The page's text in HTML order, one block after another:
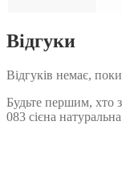
Відгуки
Відгуків немає,
Будьте першим, хто
083 сієна